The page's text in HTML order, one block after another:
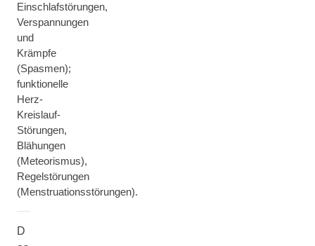
Einschlafstörungen,
Verspannungen
und
Krämpfe
(Spasmen);
funktionelle
Herz-
Kreislauf-
Störungen,
Blähungen
(Meteorismus),
Regelstörungen
(Menstruationsstörungen).
D